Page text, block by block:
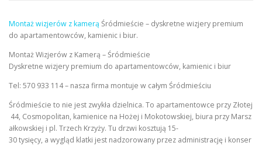
PL
Montaż wizjerów z kamerą Śródmieście – dyskretne wizjery premium
do apartamentowców, kamienic i biur.
Montaż Wizjerów z Kamerą – Śródmieście
Dyskretne wizjery premium do apartamentowców, kamienic i biur
Tel: 570 933 114 – nasza firma montuje w całym Śródmieściu
Śródmieście to nie jest zwykła dzielnica. To apartamentowce przy Złotej
44, Cosmopolitan, kamienice na Hożej i Mokotowskiej, biura przy Marsz
ałkowskiej i pl. Trzech Krzyży. Tu drzwi kosztują 15-
30 tysięcy, a wygląd klatki jest nadzorowany przez administrację i konser